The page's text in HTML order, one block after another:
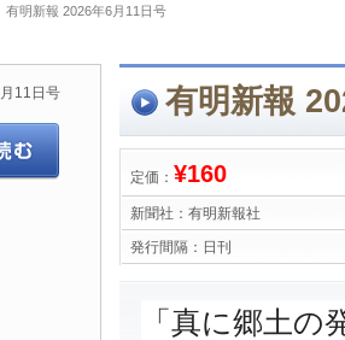
有明新報 2026年6月11日号
有明新報
定価： ¥160
新聞社： 有明新報社
発行間隔： 日刊
「真に郷土の